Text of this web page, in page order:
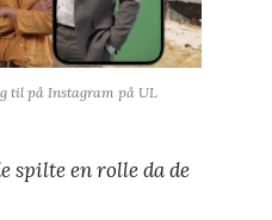
til på Instagram på UL
spilte en rolle da de